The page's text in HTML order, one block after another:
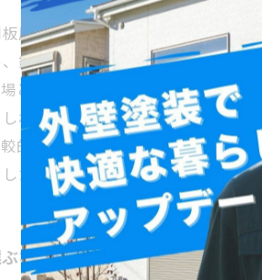
屋根は、その優れた耐久性と耐
錆びにくいガルバリウム鋼板は
としては、材料費と施工費を含
れませんが、耐用年数の長さや
的スムーズなため、工期の短縮
た費用対効果を考慮した素材選び
なら知っておきたい費用の全貌